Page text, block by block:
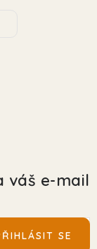
váš e-mail
SE